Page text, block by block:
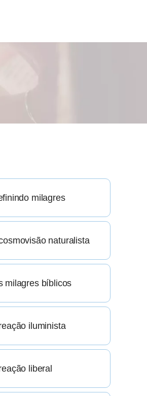
milagres
naturalista
milagres bíblicos
iluminista
liberal